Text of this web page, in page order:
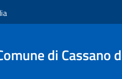
di Cassano